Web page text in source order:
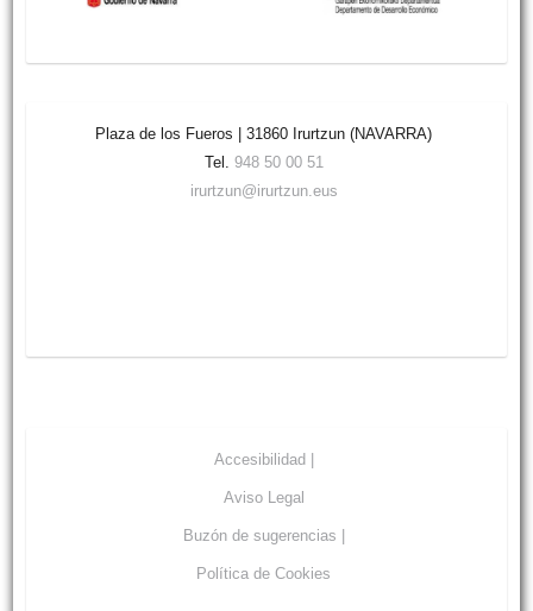
Plaza de los Fueros | 31860 Irurtzun (NAVARRA)
Tel. 948 50 00 51
irurtzun@irurtzun.eus
Accesibilidad |
Aviso Legal
Buzón de sugerencias |
Política de Cookies